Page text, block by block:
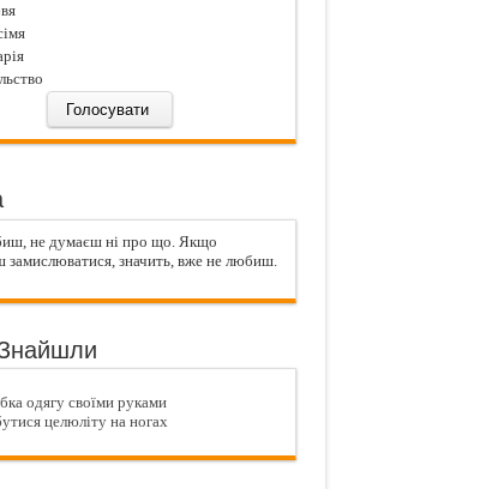
не думаєш ні про що. Якщо
замислюватися, значить, вже не любиш.
одягу своїми руками
целюліту на ногах